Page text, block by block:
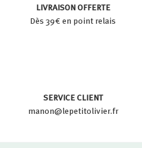
LIVRAISON OFFERTE
Dès 39€ en point relais
SERVICE CLIENT
manon@lepetitolivier.fr